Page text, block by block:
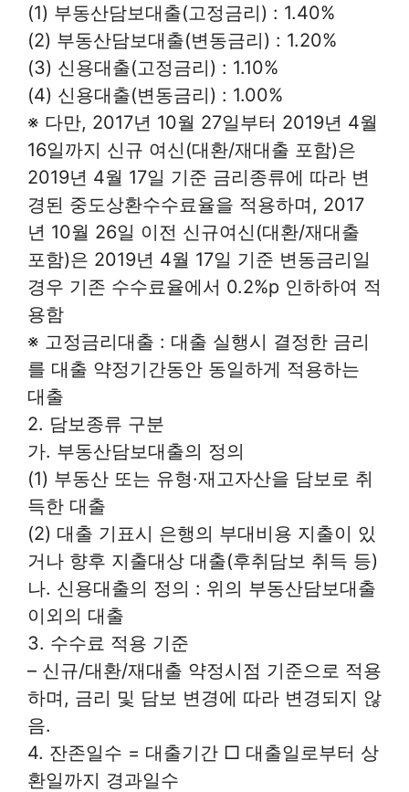
(1) 부동산담보대출(고정금리) : 1.40%
(2) 부동산담보대출(변동금리) : 1.20%
(3) 신용대출(고정금리) : 1.10%
(4) 신용대출(변동금리) : 1.00%
※ 다만, 2017년 10월 27일부터 2019년 4월
16일까지 신규 여신(대환/재대출 포함)은
2019년 4월 17일 기준 금리종류에 따라 변
경된 중도상환수수료율을 적용하며, 2017
년 10월 26일 이전 신규여신(대환/재대출
포함)은 2019년 4월 17일 기준 변동금리일
경우 기존 수수료율에서 0.2%p 인하하여 적
용함
※ 고정금리대출 : 대출 실행시 결정한 금리
를 대출 약정기간동안 동일하게 적용하는
대출
2. 담보종류 구분
가. 부동산담보대출의 정의
(1) 부동산 또는 유형·재고자산을 담보로 취
득한 대출
(2) 대출 기표시 은행의 부대비용 지출이 있
거나 향후 지출대상 대출(후취담보 취득 등)
나. 신용대출의 정의 : 위의 부동산담보대출
이외의 대출
3. 수수료 적용 기준
– 신규/대환/재대출 약정시점 기준으로 적용
하며, 금리 및 담보 변경에 따라 변경되지 않
음.
4. 잔존일수 = 대출기간 □ 대출일로부터 상
환일까지 경과일수